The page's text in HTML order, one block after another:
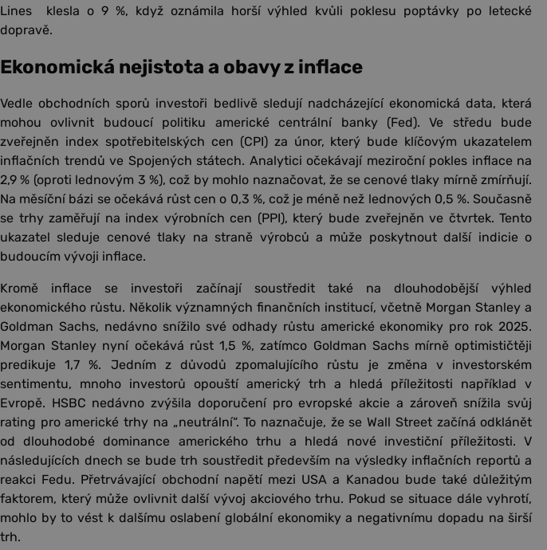
Lines klesla o 9 %, když oznámila horší výhled kvůli poklesu poptávky po letecké
dopravě.
Ekonomická nejistota a obavy z inflace
Vedle obchodních sporů investoři bedlivě sledují nadcházející ekonomická data, která
mohou ovlivnit budoucí politiku americké centrální banky (Fed). Ve středu bude
zveřejněn index spotřebitelských cen (CPI) za únor, který bude klíčovým ukazatelem
inflačních trendů ve Spojených státech. Analytici očekávají meziroční pokles inflace na
2,9 % (oproti lednovým 3 %), což by mohlo naznačovat, že se cenové tlaky mírně zmírňují.
Na měsíční bázi se očekává růst cen o 0,3 %, což je méně než lednových 0,5 %. Současně
se trhy zaměřují na index výrobních cen (PPI), který bude zveřejněn ve čtvrtek. Tento
ukazatel sleduje cenové tlaky na straně výrobců a může poskytnout další indicie o
budoucím vývoji inflace.
Kromě inflace se investoři začínají soustředit také na dlouhodobější výhled
ekonomického růstu. Několik významných finančních institucí, včetně Morgan Stanley a
Goldman Sachs, nedávno snížilo své odhady růstu americké ekonomiky pro rok 2025.
Morgan Stanley nyní očekává růst 1,5 %, zatímco Goldman Sachs mírně optimističtěji
predikuje 1,7 %. Jedním z důvodů zpomalujícího růstu je změna v investorském
sentimentu, mnoho investorů opouští americký trh a hledá příležitosti například v
Evropě. HSBC nedávno zvýšila doporučení pro evropské akcie a zároveň snížila svůj
rating pro americké trhy na „neutrální“. To naznačuje, že se Wall Street začíná odklánět
od dlouhodobé dominance amerického trhu a hledá nové investiční příležitosti. V
následujících dnech se bude trh soustředit především na výsledky inflačních reportů a
reakci Fedu. Přetrvávající obchodní napětí mezi USA a Kanadou bude také důležitým
faktorem, který může ovlivnit další vývoj akciového trhu. Pokud se situace dále vyhrotí,
mohlo by to vést k dalšímu oslabení globální ekonomiky a negativnímu dopadu na širší
trh.